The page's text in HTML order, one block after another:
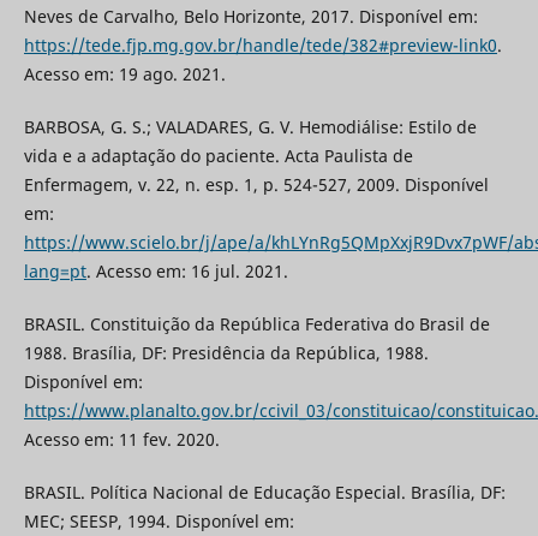
Neves de Carvalho, Belo Horizonte, 2017. Disponível em:
https://tede.fjp.mg.gov.br/handle/tede/382#preview-link0.
Acesso em: 19 ago. 2021.
BARBOSA, G. S.; VALADARES, G. V. Hemodiálise: Estilo de
vida e a adaptação do paciente. Acta Paulista de
Enfermagem, v. 22, n. esp. 1, p. 524-527, 2009. Disponível
em:
https://www.scielo.br/j/ape/a/khLYnRg5QMpXxjR9Dvx7pWF/
lang=pt. Acesso em: 16 jul. 2021.
BRASIL. Constituição da República Federativa do Brasil de
1988. Brasília, DF: Presidência da República, 1988.
Disponível em:
https://www.planalto.gov.br/ccivil_03/constituicao/
Acesso em: 11 fev. 2020.
BRASIL. Política Nacional de Educação Especial. Brasília, DF:
MEC; SEESP, 1994. Disponível em: